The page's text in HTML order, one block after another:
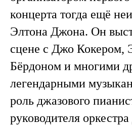
концерта тогда ещё
Элтона Джона. Он
сцене с Джо Кокером,
Бёрдоном и многими
легендарными
роль джазового
руководителя